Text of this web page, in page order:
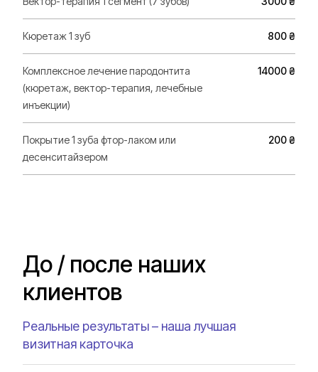
Кюретаж 1 зуб 800 ₴
Комплексное лечение пародонтита
(кюретаж, вектор-терапия, лечебные
инъекции)
14000 ₴
Покрытие 1 зуба фтор-лаком или
десенситайзером
200 ₴
До / после наших
клиентов
Реальные результаты – наша лучшая
визитная карточка